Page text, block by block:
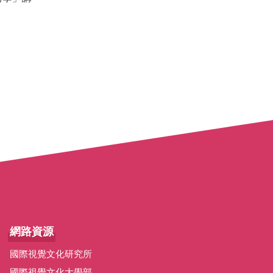
網路資源
國際視覺文化研究所